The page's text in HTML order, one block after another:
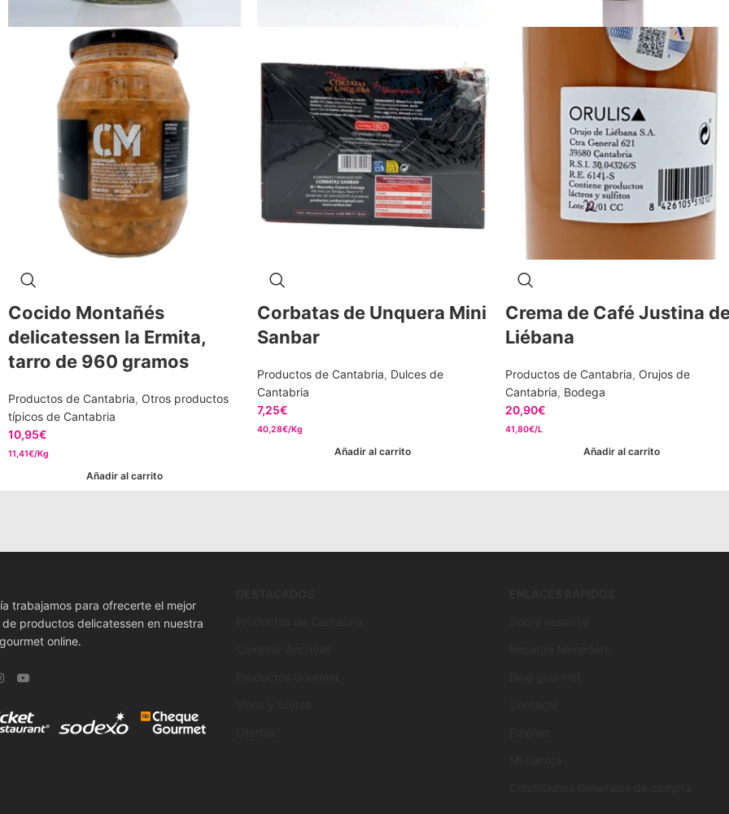
Cocido Montañés
delicatessen la Ermita,
tarro de 960 gramos
Productos de Cantabria, Otros productos
típicos de Cantabria
10,95€
11,41€/Kg
Añadir al carrito
Corbatas de Unquera Mini
Sanbar
Productos de Cantabria, Dulces de
Cantabria
7,25€
40,28€/Kg
Añadir al carrito
Crema de Café Justina
Liébana
Productos de Cantabria, Orujos de
Cantabria, Bodega
20,90€
41,80€/L
Añadir al carrito
trabajamos para ofrecerte el mejor
productos delicatessen en nuestra
online.